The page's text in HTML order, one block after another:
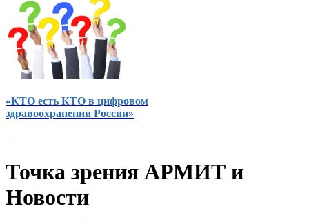
«КТО есть КТО в цифровом
здравоохранении России»
Точка зрения АРМИТ и
Новости